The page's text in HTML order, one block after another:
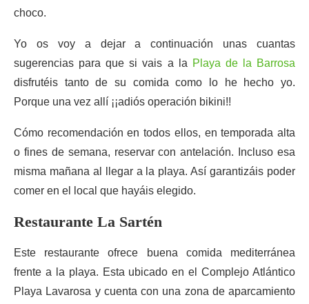
choco.
Yo os voy a dejar a continuación unas cuantas
sugerencias para que si vais a la Playa de la Barrosa
disfrutéis tanto de su comida como lo he hecho yo.
Porque una vez allí ¡¡adiós operación bikini!!
Cómo recomendación en todos ellos, en temporada alta
o fines de semana, reservar con antelación. Incluso esa
misma mañana al llegar a la playa. Así garantizáis poder
comer en el local que hayáis elegido.
Restaurante La Sartén
Este restaurante ofrece buena comida mediterránea
frente a la playa. Esta ubicado en el Complejo Atlántico
Playa Lavarosa y cuenta con una zona de aparcamiento